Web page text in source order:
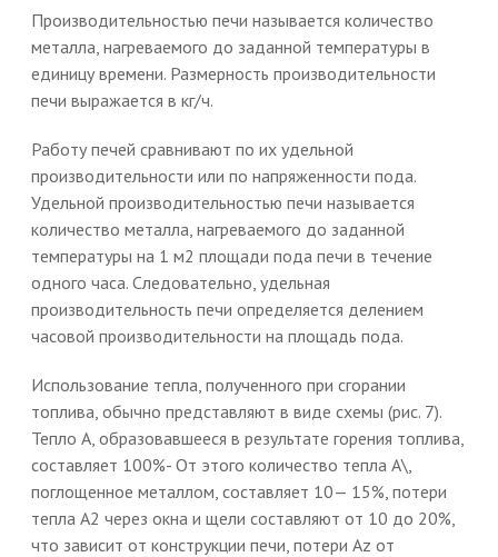
Производительностью печи называется количество
металла, нагреваемого до заданной температуры в
единицу времени. Размерность производительности
печи выражается в кг/ч.
Работу печей сравнивают по их удельной
производительности или по напряженности пода.
Удельной производительностью печи называется
количество металла, нагреваемого до заданной
температуры на 1 м2 площади пода печи в течение
одного часа. Следовательно, удельная
производительность печи определяется делением
часовой производительности на площадь пода.
Использование тепла, полученного при сгорании
топлива, обычно представляют в виде схемы (рис. 7).
Тепло А, образовавшееся в результате горения топлива,
составляет 100%- От этого количество тепла А\,
поглощенное металлом, составляет 10— 15%, потери
тепла А2 через окна и щели составляют от 10 до 20%,
что зависит от конструкции печи, потери Az от